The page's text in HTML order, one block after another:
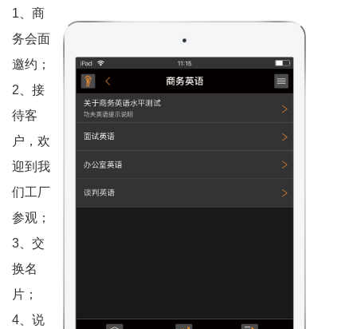
1、商
务会面
邀约；
2、接
待客
户，欢
迎到我
们工厂
参观；
3、交
换名
片；
4、说